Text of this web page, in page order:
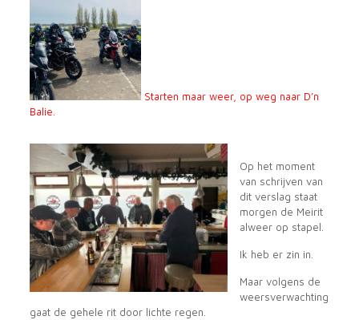
Starten maar weer, op weg naar D’n
Balie.
Op het moment
van schrijven van
dit verslag staat
morgen de Meirit
alweer op stapel.
Ik heb er zin in.
Maar volgens de
weersverwachting
gaat de gehele rit door lichte regen.